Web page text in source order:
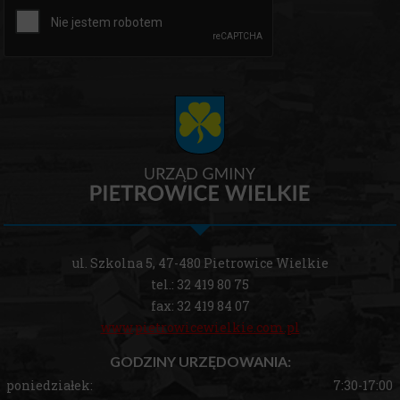
ul. Szkolna 5, 47-480 Pietrowice Wielkie
tel.: 32 419 80 75
fax: 32 419 84 07
www.pietrowicewielkie.com.pl
GODZINY URZĘDOWANIA:
poniedziałek:
7:30-17:00